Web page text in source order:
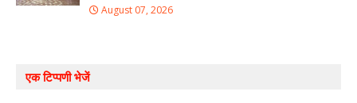
August 07, 2026
एक टिप्पणी भेजें